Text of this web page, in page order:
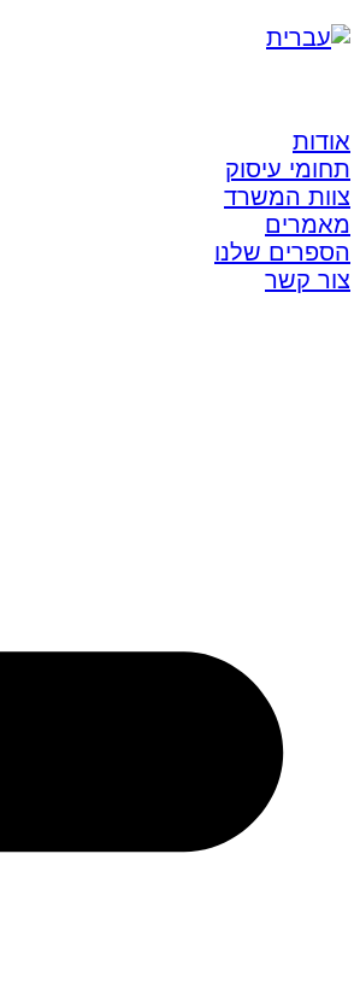
אודות
תחומי עיסוק
צוות המשרד
מאמרים
הספרים שלנו
צור קשר